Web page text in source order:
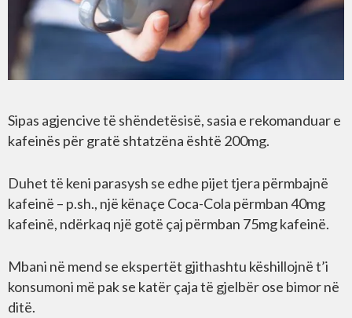
Sipas agjencive të shëndetësisë, sasia e rekomanduar e
kafeinës për gratë shtatzëna është 200mg.
Duhet të keni parasysh se edhe pijet tjera përmbajnë
kafeinë – p.sh., një kënaçe Coca-Cola përmban 40mg
kafeinë, ndërkaq një gotë çaj përmban 75mg kafeinë.
Mbani në mend se ekspertët gjithashtu këshillojnë t’i
konsumoni më pak se katër çaja të gjelbër ose bimor në
ditë.